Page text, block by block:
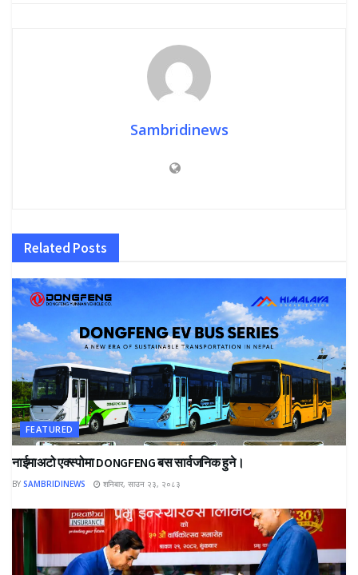
Sambridinews
Related Posts
FEATURED
नाईमाअटो एक्स्पोमा DONGFENG बस सार्वजनिक हुने।
BY SAMBRIDINEWS शनिबार, साउन २३, २०८३